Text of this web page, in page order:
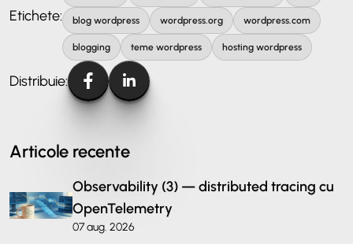
Etichete: blog wordpress wordpress.org wordpress.com
blogging teme wordpress hosting wordpress
Distribuie:
Articole recente
Observability (3) — distributed tracing cu
OpenTelemetry
07 aug. 2026